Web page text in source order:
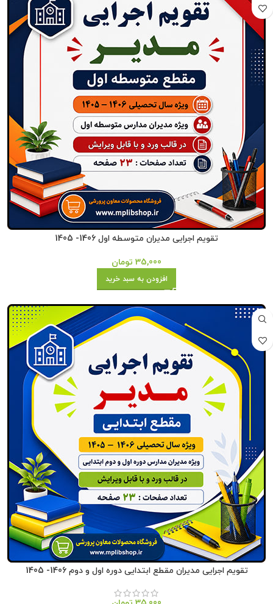
تقویم اجرایی مدیران متوسطه اول 1406- 1405
35,000 تومان
افزودن به سبد خرید
تقویم اجرایی مدیران مقطع ابتدایی دوره اول و دوم 1406- 1405